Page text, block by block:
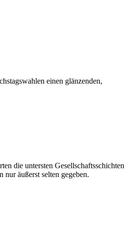
einen glänzenden,
die untersten Gesellschaftsschichten
äußerst selten gegeben.